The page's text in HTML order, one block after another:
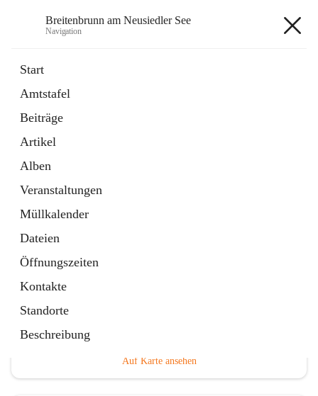
Breitenbrunn am Neusiedler See
Navigation
Start
Amtstafel
Beiträge
Artikel
Alben
Veranstaltungen
Müllkalender
Dateien
Öffnungszeiten
Kontakte
Standorte
Beschreibung
18 Schnellzugriffe
Gemeindeservice
Auf Karte ansehen